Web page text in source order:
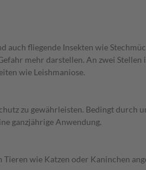
fliegende Insekten wie
mehr darstellen. An zwei
wie Leishmaniose.
zu gewährleisten. Bedingt
ganzjährige Anwendung.
wie Katzen oder Kaninchen